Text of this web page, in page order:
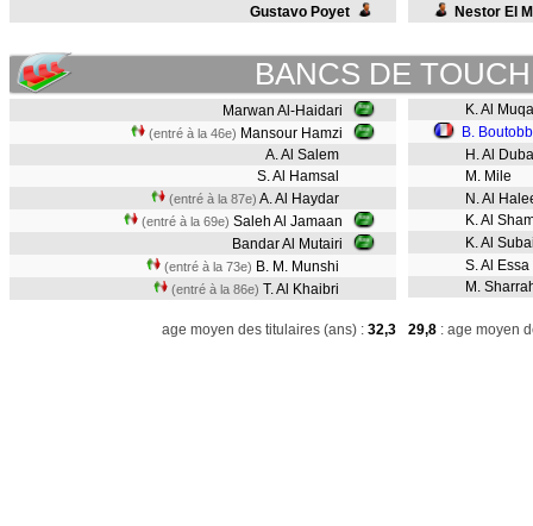
Gustavo Poyet Nestor El
BANCS DE
Marwan Al-Haidari
(entré à la 46e) Mansour Hamzi
A. Al Salem
S. Al Hamsal
(entré à la 87e) A. Al Haydar
(entré à la 69e) Saleh Al Jamaan
Bandar Al Mutairi
(entré à la 73e) B. M. Munshi
(entré à la 86e) T. Al Khaibri
K. Al
B.
H. Al
M. Mile
N. Al
K. Al
K. Al
S. Al Essa
M.
age moyen des titulaires (ans) : 32,3 29,8 : age moyen